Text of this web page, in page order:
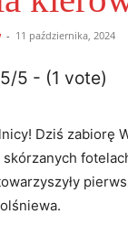
- 11 października, 2024
5/5 - (1 vote)
Dziś zabiorę